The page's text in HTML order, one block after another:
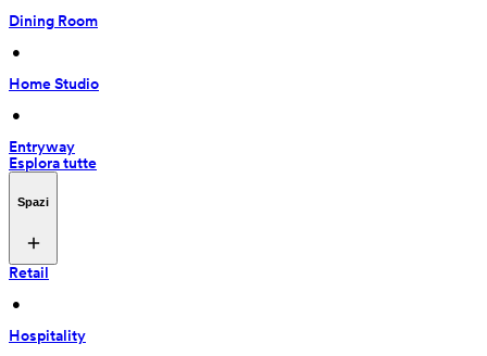
Dining Room
•
Home Studio
•
Entryway
Esplora tutte
Spazi
Retail
•
Hospitality